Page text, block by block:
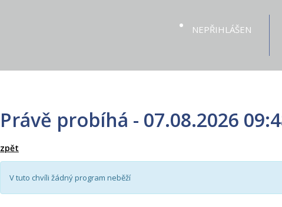
NEPŘIHLÁŠEN
Právě probíhá - 07.08.2026
zpět
V tuto chvíli žádný program neběží